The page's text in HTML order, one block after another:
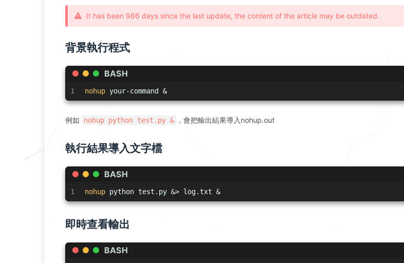
It has been 986 days since the last update, the content of the article may be outdated.
背景執行程式
BASH
1 nohup your-command &
例如 nohup python test.py & ，會把輸出結果導入nohup.out
執行結果導入文字檔
BASH
1 nohup python test.py &> log.txt &
即時查看輸出
BASH